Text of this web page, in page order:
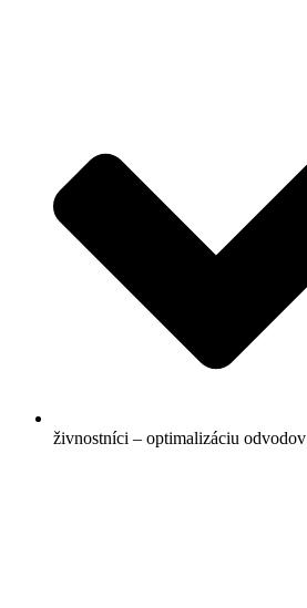
živnostníci – optimalizáciu odvodov